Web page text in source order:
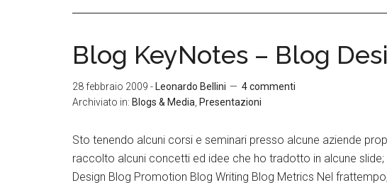
Blog KeyNotes – Blog
28 febbraio 2009 - Leonardo Bellini
4 commenti
Archiviato in: Blogs & Media Presentazioni
Sto tenendo alcuni corsi e seminari presso alcune aziende
raccolto alcuni concetti ed idee che ho tradotto in alcune
Design Blog Promotion Blog Writing Blog Metrics Nel